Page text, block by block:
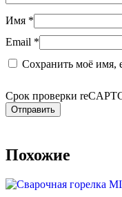
Имя *
Email *
Сохранить моё имя,
Срок проверки
Похожие